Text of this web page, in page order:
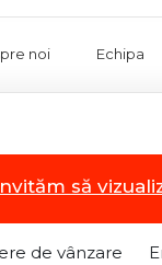
noi Echipa
să
de vânzare